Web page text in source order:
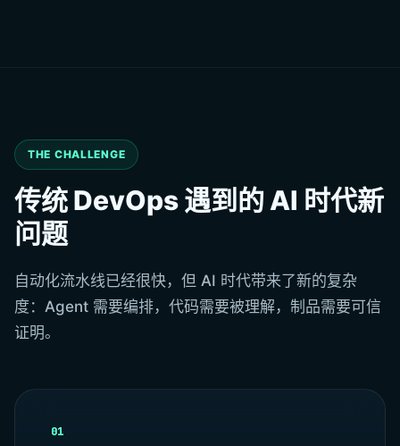
THE CHALLENGE
传统 DevOps 遇到的 AI 时代新
问题
自动化流水线已经很快，但 AI 时代带来了新的复杂
度：Agent 需要编排，代码需要被理解，制品需要可信
证明。
01